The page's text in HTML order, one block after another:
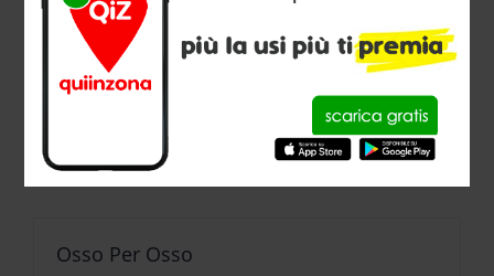
Via delle Tartane 73, 00121, Lido di Ostia
Incanto A Quattro Zampe
Via dei Panfili 124, 00121, Lido di Ostia
Osso Per Osso